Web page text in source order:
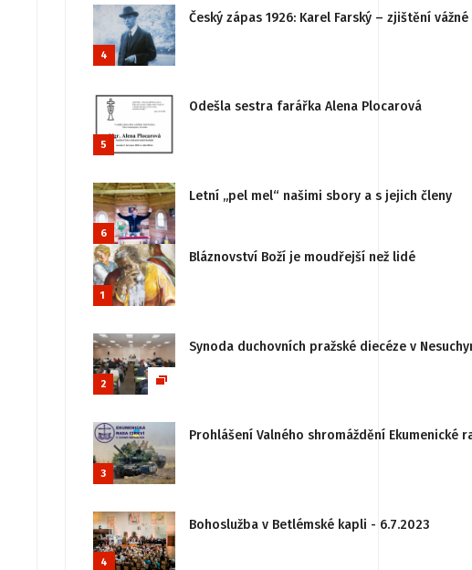
4
Český zápas 1926: Karel Farský – zjištění
5
Odešla sestra farářka Alena Plocarová
6
Letní „pel mel“ našimi sbory a s jejich členy
1
Bláznovství Boží je moudřejší než lidé
2
Synoda duchovních pražské diecéze v
3
Prohlášení Valného shromáždění
4
Bohoslužba v Betlémské kapli - 6.7.2023